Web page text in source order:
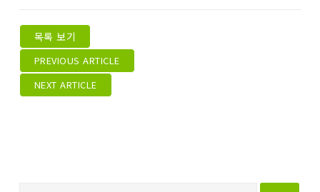
목록 보기
PREVIOUS ARTICLE
NEXT ARTICLE